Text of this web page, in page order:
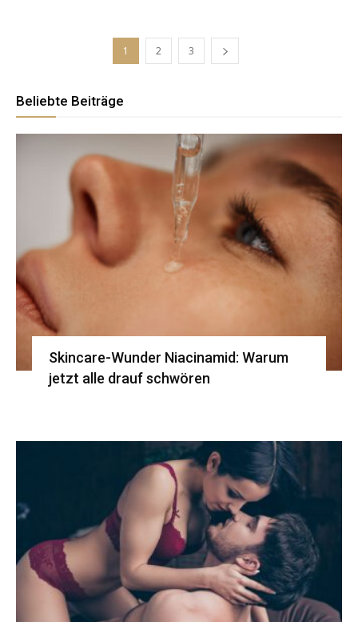
1 2 3
Beliebte Beiträge
Skincare-Wunder Niacinamid: Warum
jetzt alle drauf schwören